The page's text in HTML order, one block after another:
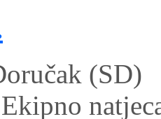
(SD)